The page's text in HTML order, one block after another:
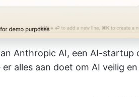
Anthropic AI, een AI-startup
alles aan doet om AI veilig